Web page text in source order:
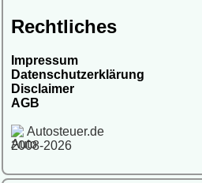
Rechtliches
Impressum
Datenschutzerklärung
Disclaimer
AGB
Autosteuer.de
2008-2026